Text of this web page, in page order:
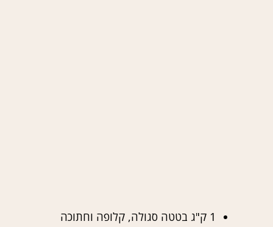
1 ק"ג בטטה סגולה, קלופה וחתוכה